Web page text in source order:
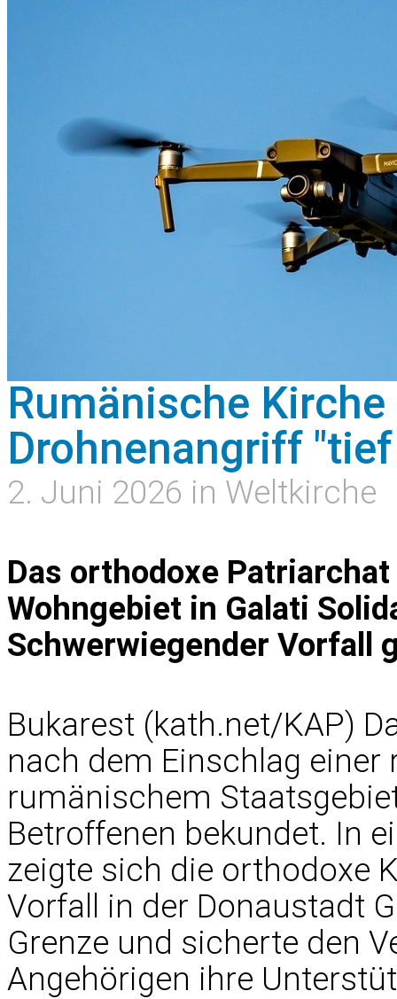
Rumänische
Drohnenangriff
2. Juni 2026 in Weltkirche
Das orthodoxe
Wohngebiet in Galati
Schwerwiegender Vorfall
Bukarest (kath.net/KAP)
nach dem Einschlag
rumänischem
Betroffenen bekundet. In
zeigte sich die orthodoxe
Vorfall in der Donaustadt
Grenze und sicherte den
Angehörigen ihre